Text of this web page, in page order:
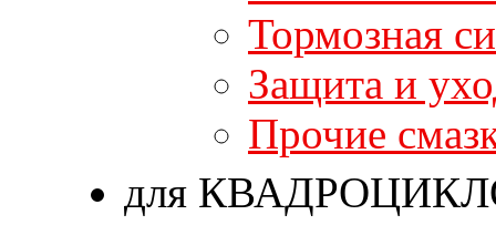
Тормозная
Защита и
Прочие
для